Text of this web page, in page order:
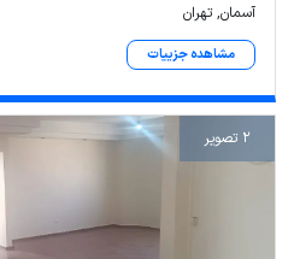
آسمان, تهران
مشاهده جزییات
2 تصویر